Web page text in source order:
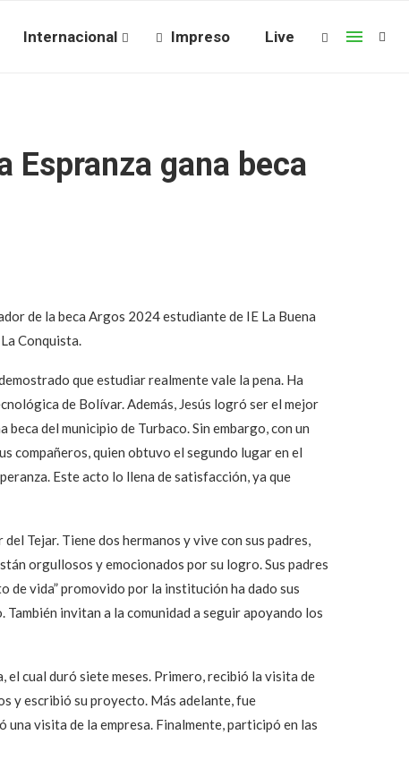
Internacional Impreso Live
Espranza gana beca
de la beca Argos 2024 estudiante de IE La Buena
Conquista.
que estudiar realmente vale la pena. Ha
de Bolívar. Además, Jesús logró ser el mejor
del municipio de Turbaco. Sin embargo, con un
compañeros, quien obtuvo el segundo lugar en el
Este acto lo llena de satisfacción, ya que
Tejar. Tiene dos hermanos y vive con sus padres,
orgullosos y emocionados por su logro. Sus padres
de vida” promovido por la institución ha dado sus
invitan a la comunidad a seguir apoyando los
el cual duró siete meses. Primero, recibió la visita de
y escribió su proyecto. Más adelante, fue
visita de la empresa. Finalmente, participó en las